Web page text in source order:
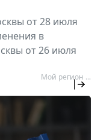
от 28 июля
в
от 26 июля
Мой регион ...